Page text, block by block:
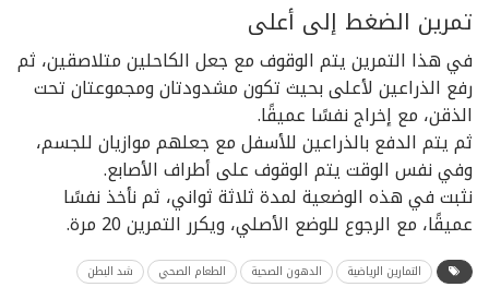
تمرين الضغط إلى أعلى
في هذا التمرين يتم الوقوف مع جعل الكاحلين متلاصقين، ثم
رفع الذراعين لأعلى بحيث تكون مشدودتان ومجموعتان تحت
الذقن، مع إخراج نفسًا عميقًا.
ثم يتم الدفع بالذراعين للأسفل مع جعلهم موازيان للجسم،
وفي نفس الوقت يتم الوقوف على أطراف الأصابع.
نثبت في هذه الوضعية لمدة ثلاثة ثواني، ثم نأخذ نفسًا
عميقًا، مع الرجوع للوضع الأصلي، ويكرر التمرين 20 مرة.
التمارين الرياضية الدهون الصحية الطعام الصحي شد البطن